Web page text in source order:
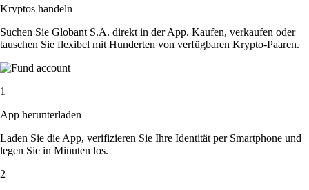
Kryptos handeln
Suchen Sie Globant S.A. direkt in der App. Kaufen, verkaufen oder
tauschen Sie flexibel mit Hunderten von verfügbaren Krypto-Paaren.
1
App herunterladen
Laden Sie die App, verifizieren Sie Ihre Identität per Smartphone und
legen Sie in Minuten los.
2